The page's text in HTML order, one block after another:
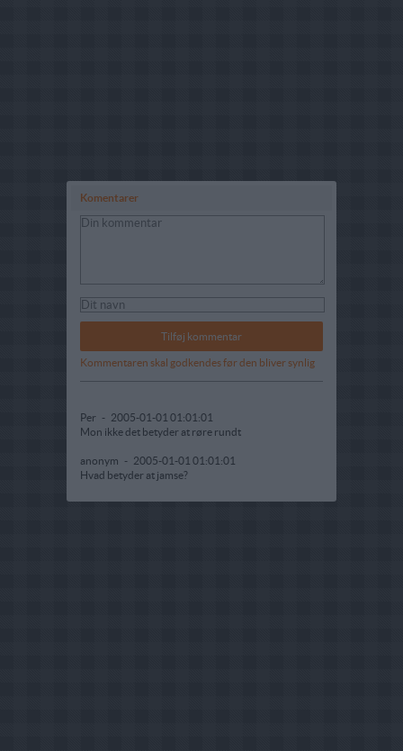
Komentarer
Kommentaren skal godkendes før den bliver synlig
Per - 2005-01-01 01:01:01
Mon ikke det betyder at røre rundt
anonym - 2005-01-01 01:01:01
Hvad betyder at jamse?